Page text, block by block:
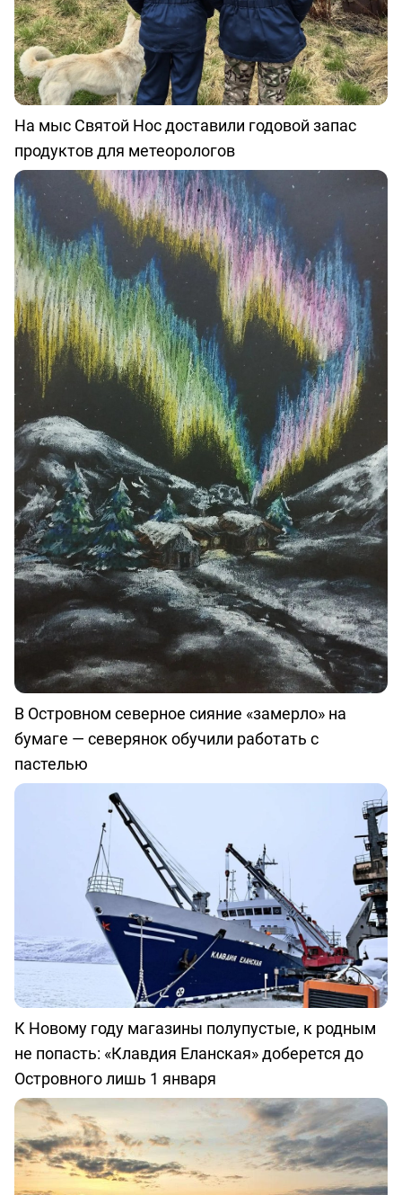
На мыс Святой Нос доставили годовой запас
продуктов для метеорологов
В Островном северное сияние «замерло» на
бумаге — северянок обучили работать с
пастелью
К Новому году магазины полупустые, к родным
не попасть: «Клавдия Еланская» доберется до
Островного лишь 1 января